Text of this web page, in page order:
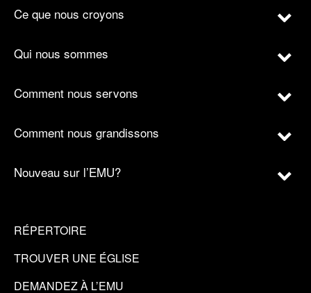
Ce que nous croyons
Qui nous sommes
Comment nous servons
Comment nous grandissons
Nouveau sur l’EMU?
RÉPERTOIRE
TROUVER UNE ÉGLISE
DEMANDEZ À L’EMU